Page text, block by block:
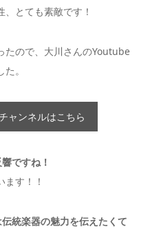
とても素敵です！
たので、大川さんのYoutube
。
ャンネルはこちら
ですね！
す！！
統楽器の魅力を伝えたくて